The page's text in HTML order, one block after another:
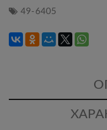
49-6405